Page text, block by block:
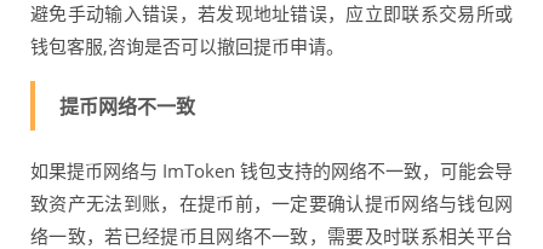
避免手动输入错误，若发现地址错误，应立即联系交易所或
钱包客服,咨询是否可以撤回提币申请。
提币网络不一致
如果提币网络与 ImToken 钱包支持的网络不一致，可能会导
致资产无法到账，在提币前，一定要确认提币网络与钱包网
络一致，若已经提币且网络不一致，需要及时联系相关平台